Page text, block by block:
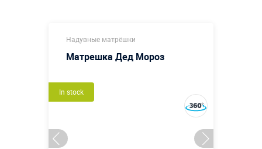
Надувные матрёшки
Матрешка Дед Мороз
In stock